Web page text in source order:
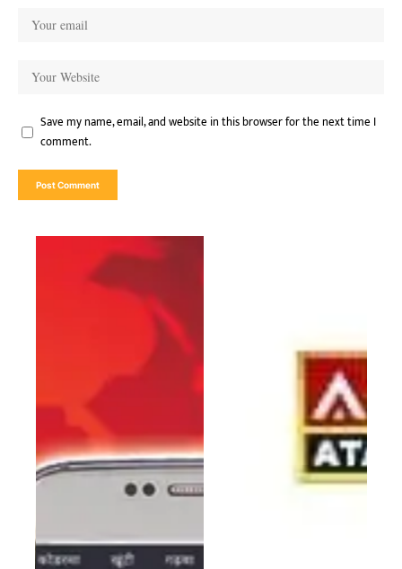
Save my name, email, and website in this browser for the next time I
comment.